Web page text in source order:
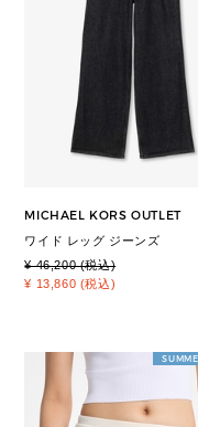
MICHAEL KORS OUTLET
ワイド レッグ ジーンズ
¥ 46,200 (税込)
¥ 13,860 (税込)